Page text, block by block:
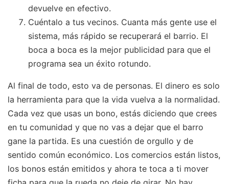
devuelve en efectivo.
Cuéntalo a tus vecinos. Cuanta más gente use el
sistema, más rápido se recuperará el barrio. El
boca a boca es la mejor publicidad para que el
programa sea un éxito rotundo.
Al final de todo, esto va de personas. El dinero es solo
la herramienta para que la vida vuelva a la normalidad.
Cada vez que usas un bono, estás diciendo que crees
en tu comunidad y que no vas a dejar que el barro
gane la partida. Es una cuestión de orgullo y de
sentido común económico. Los comercios están listos,
los bonos están emitidos y ahora te toca a ti mover